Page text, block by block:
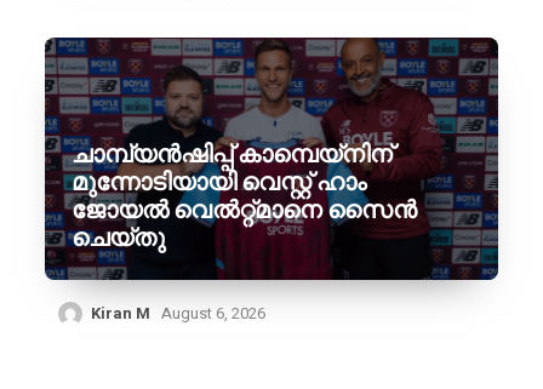
ചാമ്പ്യൻഷിപ്പ് കാമ്പെയ്‌നിന്
മുന്നോടിയായി വെസ്റ്റ് ഹാം
ജോയൽ വെൽറ്റ്മാനെ സൈൻ
ചെയ്തു
Kiran M August 6, 2026